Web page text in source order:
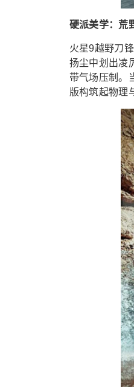
硬派美学：荒
火星9越野刀
扬尘中划出凌
带气场压制。
版构筑起物理